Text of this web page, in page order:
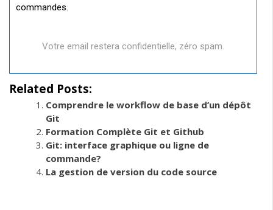
commandes.
Votre email restera confidentielle, zéro spam.
Related Posts:
Comprendre le workflow de base d’un dépôt
Git
Formation Complète Git et Github
Git: interface graphique ou ligne de
commande?
La gestion de version du code source